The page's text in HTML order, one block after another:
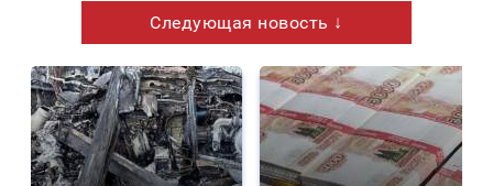
Следующая новость ↓